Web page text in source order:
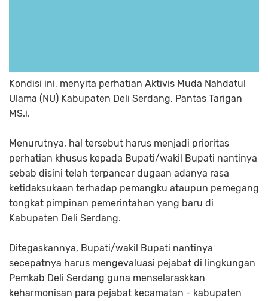
Kondisi ini, menyita perhatian Aktivis Muda Nahdatul
Ulama (NU) Kabupaten Deli Serdang, Pantas Tarigan
MS.i.
Menurutnya, hal tersebut harus menjadi prioritas
perhatian khusus kepada Bupati/wakil Bupati nantinya
sebab disini telah terpancar dugaan adanya rasa
ketidaksukaan terhadap pemangku ataupun pemegang
tongkat pimpinan pemerintahan yang baru di
Kabupaten Deli Serdang.
Ditegaskannya, Bupati/wakil Bupati nantinya
secepatnya harus mengevaluasi pejabat di lingkungan
Pemkab Deli Serdang guna menselaraskkan
keharmonisan para pejabat kecamatan - kabupaten